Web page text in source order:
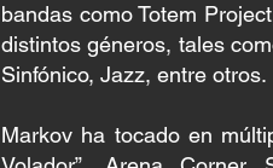
bandas como Totem
distintos géneros, tales
Sinfónico, Jazz, entre otros.
Markov ha tocado en